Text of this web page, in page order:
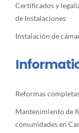
Certificados y
de Instalaciones
Instalación de
Reformas
Mantenimiento de
comunidades en